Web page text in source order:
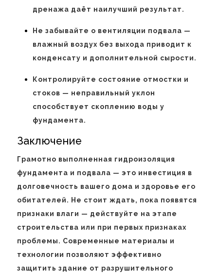
дренажа даёт наилучший результат.
Не забывайте о вентиляции подвала —
влажный воздух без выхода приводит к
конденсату и дополнительной сырости.
Контролируйте состояние отмостки и
стоков — неправильный уклон
способствует скоплению воды у
фундамента.
Заключение
Грамотно выполненная гидроизоляция
фундамента и подвала — это инвестиция в
долговечность вашего дома и здоровье его
обитателей. Не стоит ждать, пока появятся
признаки влаги — действуйте на этапе
строительства или при первых признаках
проблемы. Современные материалы и
технологии позволяют эффективно
защитить здание от разрушительного